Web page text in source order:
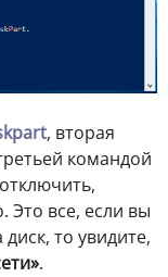
, вторая
командой
Это все, если вы
то увидите,
.